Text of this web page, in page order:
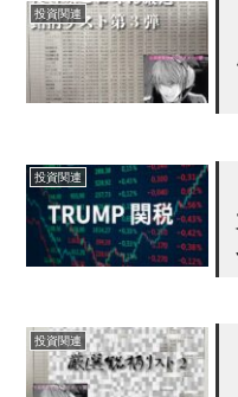
投資関連
投資関連
投資関連